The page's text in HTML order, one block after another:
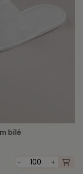
bílé
- +